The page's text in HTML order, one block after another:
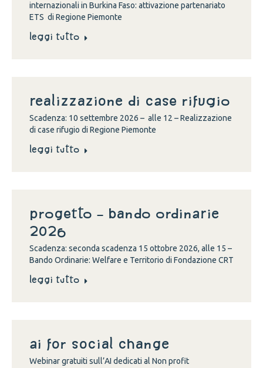
internazionali in Burkina Faso: attivazione partenariato
ETS di Regione Piemonte
Leggi tutto
Realizzazione di case rifugio
Scadenza: 10 settembre 2026 – alle 12 – Realizzazione
di case rifugio di Regione Piemonte
Leggi tutto
Progetto – Bando Ordinarie
2026
Scadenza: seconda scadenza 15 ottobre 2026, alle 15 –
Bando Ordinarie: Welfare e Territorio di Fondazione CRT
Leggi tutto
Ai for social change
Webinar gratuiti sull’AI dedicati al Non profit